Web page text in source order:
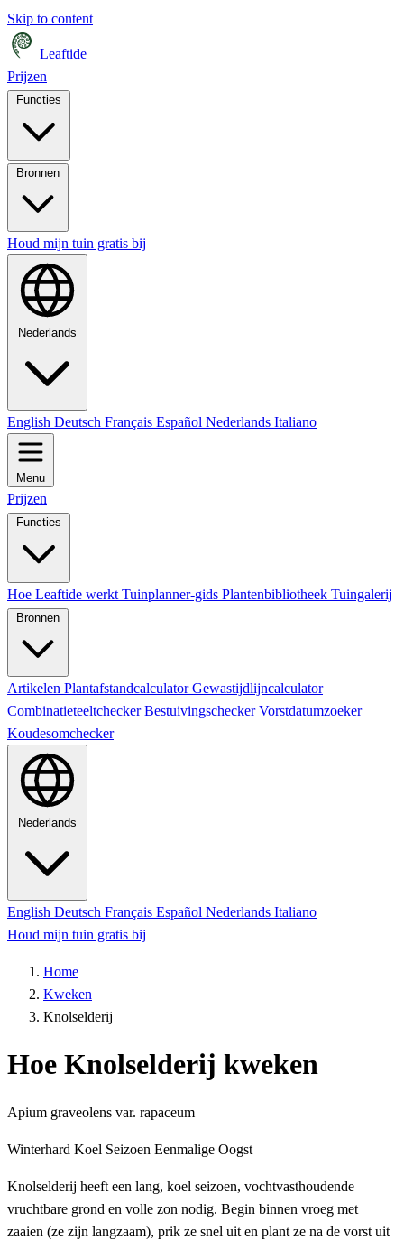
Skip to content
Leaftide
Prijzen
Houd mijn tuin gratis bij
Nederlands
English Deutsch Français Español Nederlands Italiano
Menu
Prijzen
Functies
Hoe Leaftide werkt Tuinplanner-gids Plantenbibliotheek Tuingalerij
Bronnen
Artikelen PlantafstandcalculatorGewastijdlijncalculator
CombinatieteeltcheckerBestuivingscheckerVorstdatumzoeker
Koudesomchecker
Nederlands
English Deutsch Français Español Nederlands Italiano
Houd mijn tuin gratis bij
Home
Kweken
Knolselderij
Hoe Knolselderij kweken
Apium graveolens var. rapaceum
Winterhard Koel Seizoen Eenmalige Oogst
Knolselderij heeft een lang, koel seizoen, vochtvasthoudende
vruchtbare grond en volle zon nodig. Begin binnen vroeg met
zaaien (ze zijn langzaam), prik ze snel uit en plant ze na de vorst uit